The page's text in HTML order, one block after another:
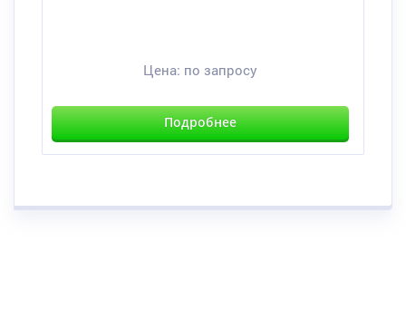
Цена: по запросу
Подробнее